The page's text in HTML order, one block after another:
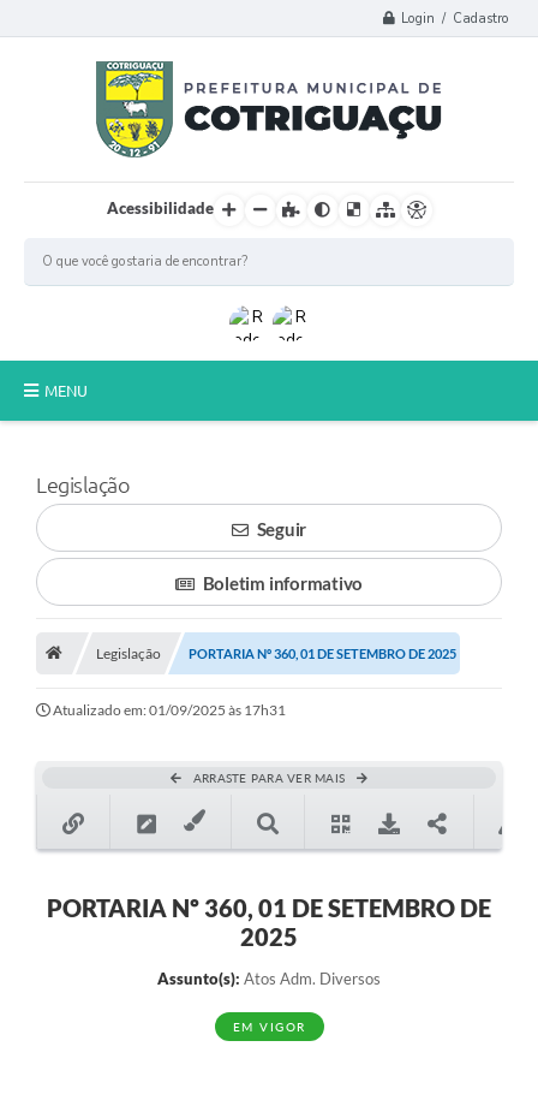
Login / Cadastro
Acessibilidade
MENU
Poder Legislativo
A Prefeitura
Município
Galeria de Fotos
Ouvidoria
Legislação
Seguir
Boletim informativo
Legislação PORTARIA Nº 360, 01 DE SETEMBRO DE 2025
Atualizado em: 01/09/2025 às 17h31
ARRASTE PARA VER MAIS
PORTARIA Nº 360, 01 DE SETEMBRO DE
2025
Assunto(s): Atos Adm. Diversos
EM VIGOR